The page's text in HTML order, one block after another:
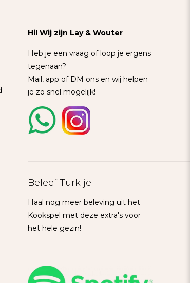
Hi! Wij zijn Lay & Wouter
Heb je een vraag of loop je ergens
tegenaan?
Mail, app of DM ons en wij helpen
je zo snel mogelijk!
Beleef Turkije
Haal nog meer beleving uit het
Kookspel met deze extra's voor
het hele gezin!